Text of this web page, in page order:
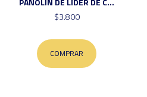
$3.800
COMPRAR